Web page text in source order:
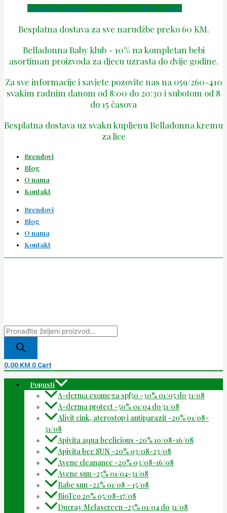
Facebook Instagram Tiktok Phone-alt Envelope
Besplatna dostava za sve narudžbe preko 60 KM.
Belladonna Baby klub - 10% na kompletan bebi
asortiman proizvoda za djecu uzrasta do dvije godine.
Za sve informacije i savjete pozovite nas na 059/260-410
svakim radnim danom od 8:00 do 20:30 i subotom od 8
do 15 časova
Besplatna dostava uz svaku kupljenu Belladonna kremu
za lice
Brendovi
Blog
O nama
Kontakt
Brendovi
Blog
O nama
Kontakt
0,00 KM 0 Cart
Popusti
A-derma exomega spf50 -30% 01/05 do 31/08
A-derma protect -50% 01/04 do 31/08
Alivit cink, aterostop i antiparazit -20% 01/08-
31/08
Apivita aqua beelicious -20% 10/08-16/08
Apivita bee SUN -20% 03/08-23/08
Avene cleanance -20% 03/08-16/08
Avene sun -25% 01/04-31/08
Babe sun -22% 01/08 – 15/08
BioTeo 20% 05/08-17/08
Ducray Melascreen -25% 01/04 do 31/08